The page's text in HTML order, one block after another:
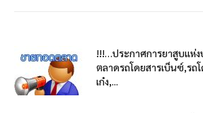
!!!…ประกาศการยาสูบแห่
ตลาดรถโดยสารเบ็นซ์,รถ
เก๋ง,...